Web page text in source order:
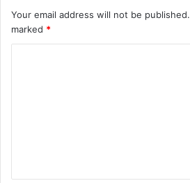
Your email address will not be published.
marked *